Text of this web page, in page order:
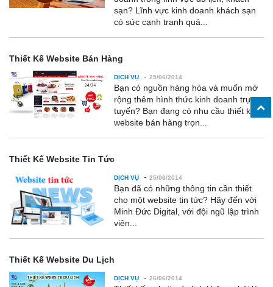
sạn? Lĩnh vực kinh doanh khách sạn
có sức cạnh tranh quá...
Thiết Kế Website Bán Hàng
DỊCH VỤ - 25/06/2014
Bạn có nguồn hàng hóa và muốn mở
rộng thêm hình thức kinh doanh trực
tuyến? Bạn đang có nhu cầu thiết kế
website bán hàng trọn...
Thiết Kế Website Tin Tức
DỊCH VỤ - 25/06/2014
Bạn đã có những thông tin cần thiết
cho một website tin tức? Hãy đến với
Minh Đức Digital, với đội ngũ lập trình
viên...
Thiết Kế Website Du Lịch
DỊCH VỤ - 26/06/2014